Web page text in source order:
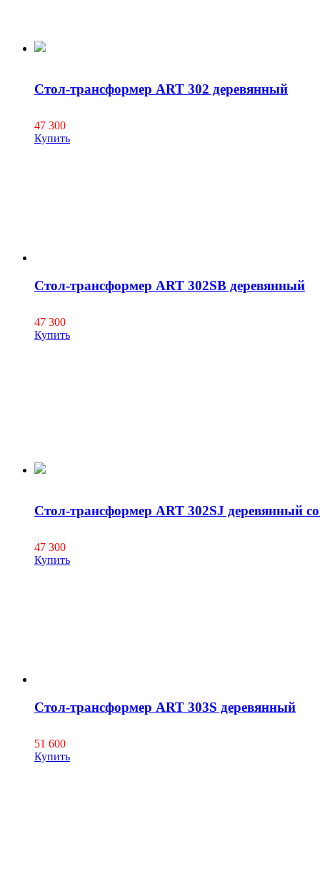
Стол-трансформер ART 302 деревянный
47 300
Купить
Стол-трансформер ART 302SB деревянный
47 300
Купить
Стол-трансформер ART 302SJ деревянный
47 300
Купить
Стол-трансформер ART 303S деревянный
51 600
Купить